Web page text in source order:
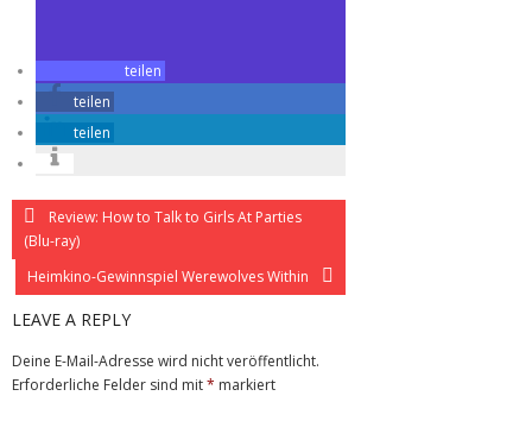
teilen
teilen
teilen
Review: How to Talk to Girls At Parties
(Blu-ray)
Heimkino-Gewinnspiel Werewolves Within
LEAVE A REPLY
Deine E-Mail-Adresse wird nicht veröffentlicht.
Erforderliche Felder sind mit* markiert